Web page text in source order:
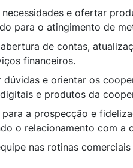
e ofertar
para o atingimento de
de contas,
financeiros.
dúvidas e orientar os
e produtos da
a prospecção e
o relacionamento com a
nas rotinas